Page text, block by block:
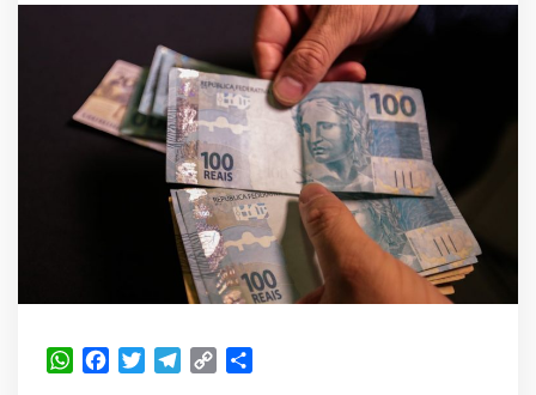
WhatsApp
Facebook
TwitterTelegram
Copy